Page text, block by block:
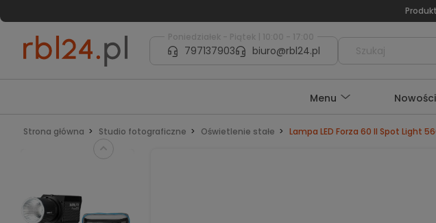
Szybka
Poniedziałek - Piątek | 10:00 - 17:00
797137903 biuro@rbl24.pl
Menu Nowości
Strona główna Studio fotograficzne Oświetlenie stałe Lampa LED Forza 60 II Spot Light